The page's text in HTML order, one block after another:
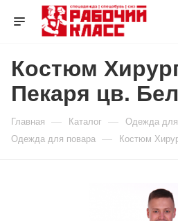
Костюм
Пекаря цв.
Главная — Каталог — Одежда
Одежда для повара — Костюм